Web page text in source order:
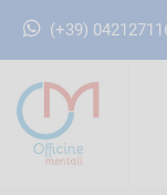
(+39)